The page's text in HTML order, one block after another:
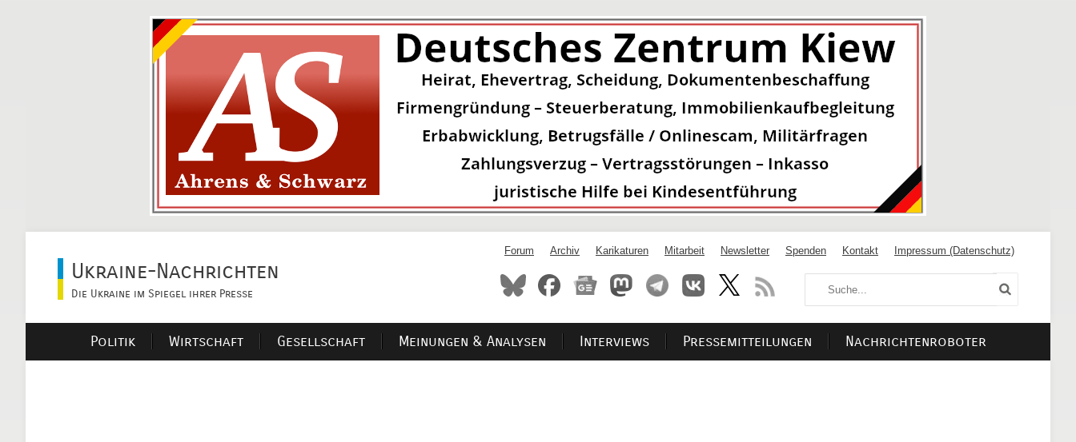
Ukraine-Nachrichten
Die Ukraine im Spiegel ihrer Presse
Forum Archiv Karikaturen Mitarbeit Newsletter Spenden Kontakt Impressum (Datenschutz)
Politik Wirtschaft Gesellschaft Meinungen & Analysen Interviews Pressemitteilungen Nachrichtenroboter